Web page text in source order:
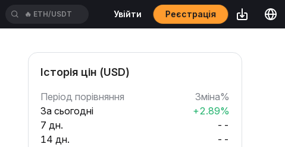
🔥 CYSUSDT Увійти Реєстрація
Історія цін (USD)
Період порівняння
Зміна%
За сьогодні
+2.89%
7 дн.
--
14 дн.
--